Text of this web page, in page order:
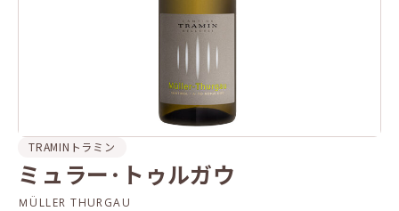
TRAMIN トラミン
ミュラー･トゥルガウ
ＭÜLLER THURGAU